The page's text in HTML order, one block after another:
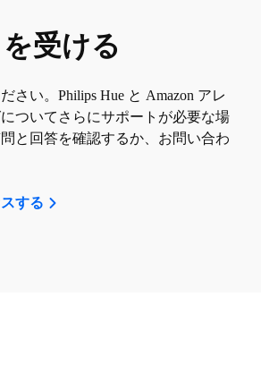
受ける
さい。Philips Hue と Amazon アレ
ついてさらにサポートが必要な場
と回答を確認するか、お問い合わ
する